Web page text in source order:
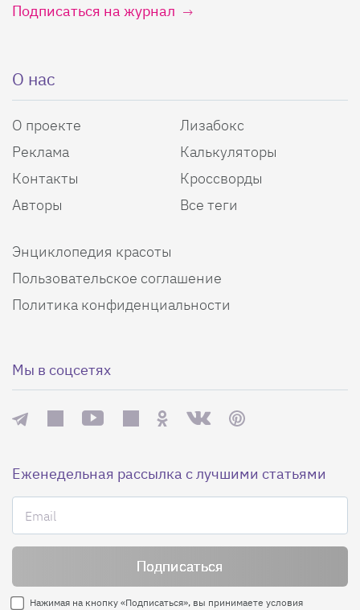
Подписаться на журнал
О нас
О проекте
Реклама
Контакты
Авторы
Лизабокс
Калькуляторы
Кроссворды
Все теги
Энциклопедия красоты
Пользовательское соглашение
Политика конфиденциальности
Мы в соцсетях
Еженедельная рассылка с лучшими статьями
Нажимая на кнопку «Подписаться», вы принимаете условия